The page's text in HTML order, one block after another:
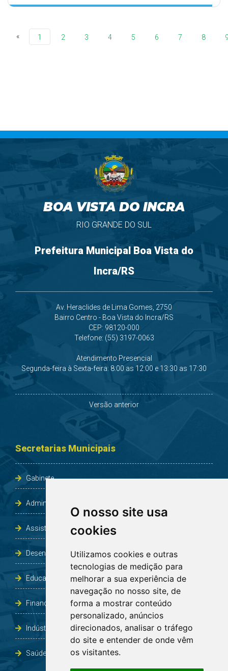
O nosso site usa
cookies
Utilizamos cookies e outras
tecnologias de medição para
melhorar a sua experiência de
navegação no nosso site, de
forma a mostrar conteúdo
personalizado, anúncios
direcionados, analisar o tráfego
do site e entender de onde vêm
os visitantes.
« 1 2 3 4 5 6 7 8
BOA VISTA DO INCRA
RIO GRANDE DO SUL
Prefeitura Municipal Boa Vista do
Incra/RS
Av. Heraclides de Lima Gomes, 2750
Bairro Centro - Boa Vista do Incra/RS
CEP: 98120-000
Telefone: (55) 3197-0063
Atendimento Presencial
Segunda-feira à Sexta-feira: 8:00 as 12:00 e 13:30 as 17:30
Versão anterior
Secretarias Municipais
Gabinete
Administração e Planejamento
Assistência Social e Habitação
Desenvolvimento e Obras
Educação, Cultura, Desporto, Lazer e Turismo
Finanças
Indústria, Comércio, Agricultura e Meio Ambiente
Saúde